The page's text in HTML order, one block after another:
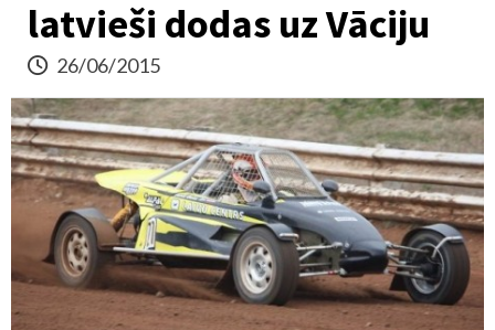
latvieši dodas uz Vāciju
26/06/2015